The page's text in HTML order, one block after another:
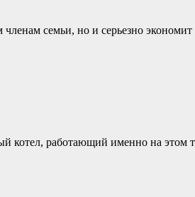
семьи, но и серьезно
котел, работающий именно на этом